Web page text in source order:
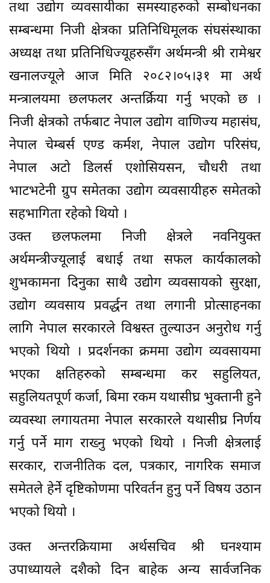
तथा उद्योग व्यवसायीका समस्याहरुको सम्बोधनका
सम्बन्धमा निजी क्षेत्रका प्रतिनिधिमूलक संघसंस्थाका
अध्यक्ष तथा प्रतिनिधिज्यूहरुसँग अर्थमन्त्री श्री रामेश्वर
खनालज्यूले आज मिति २०८२।०५।३१ मा अर्थ
मन्त्रालयमा छलफलर अन्तर्क्रिया गर्नु भएको छ ।
निजी क्षेत्रको तर्फबाट नेपाल उद्योग वाणिज्य महासंघ,
नेपाल चेम्बर्स एण्ड कर्मश, नेपाल उद्योग परिसंघ,
नेपाल अटो डिलर्स एशोसियसन, चौधरी तथा
भाटभटेनी ग्रुप समेतका उद्योग व्यवसायीहरु समेतको
सहभागिता रहेको थियो ।
उक्त छलफलमा निजी क्षेत्रले नवनियुक्त
अर्थमन्त्रीज्यूलाई बधाई तथा सफल कार्यकालको
शुभकामना दिनुका साथै उद्योग व्यवसायको सुरक्षा,
उद्योग व्यवसाय प्रवर्द्धन तथा लगानी प्रोत्साहनका
लागि नेपाल सरकारले विश्वस्त तुल्याउन अनुरोध गर्नु
भएको थियो । प्रदर्शनका क्रममा उद्योग व्यवसायमा
भएका क्षतिहरुको सम्बन्धमा कर सहुलियत,
सहुलियतपूर्ण कर्जा, बिमा रकम यथासीघ्र भुक्तानी हुने
व्यवस्था लगायतमा नेपाल सरकारले यथासीघ्र निर्णय
गर्नु पर्ने माग राख्नु भएको थियो । निजी क्षेत्रलाई
सरकार, राजनीतिक दल, पत्रकार, नागरिक समाज
समेतले हेर्ने दृष्टिकोणमा परिवर्तन हुनु पर्ने विषय उठान
भएको थियो ।
उक्त अन्तरक्रियामा अर्थसचिव श्री घनश्याम
उपाध्यायले दशैको दिन बाहेक अन्य सार्वजनिक